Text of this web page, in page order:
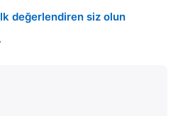
değerlendiren siz olun